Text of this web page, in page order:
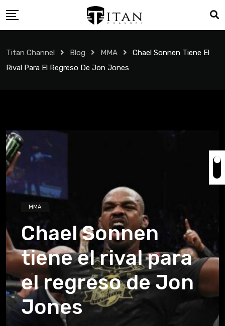
Titan Channel Blog MMA
Chael Sonnen Tiene El
Rival Para El Regreso De Jon Jones
MMA
Chael Sonnen
tiene el rival para
el regreso de Jon
Jones